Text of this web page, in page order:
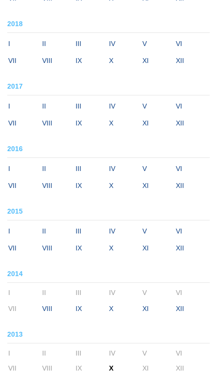
2018
I II III IV V VI
VII VIII IX X XI XII
2017
I II III IV V VI
VII VIII IX X XI XII
2016
I II III IV V VI
VII VIII IX X XI XII
2015
I II III IV V VI
VII VIII IX X XI XII
2014
I II III IV V VI
VII VIII IX X XI XII
2013
I II III IV V
VI
VII
VIII IX X XI XII